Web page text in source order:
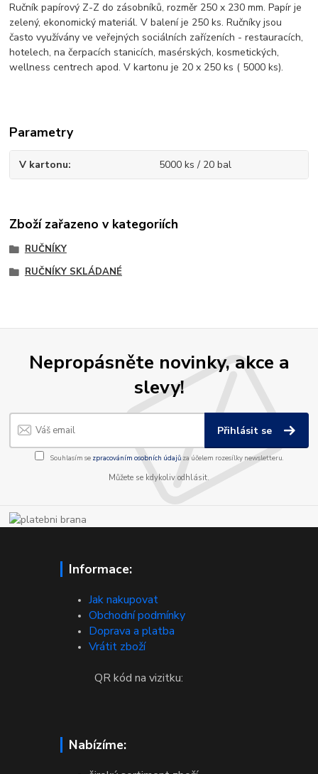
Ručník papírový Z-Z do zásobníků, rozměr 250 x 230 mm. Papír je
zelený, ekonomický materiál. V balení je 250 ks. Ručníky jsou
často využíványveveřejných sociálních zařízeních - restauracích,
hotelech,načerpacích stanicích, masérských, kosmetických,
wellness centrech apod. V kartonu je 20 x 250 ks ( 5000 ks).
Parametry
V kartonu 5000 ks / 20 bal
Zboží zařazeno v kategoriích
RUČNÍKY
RUČNÍKY SKLÁDANÉ
Nepropásněte novinky, akce a
slevy!
Přihlásit se
Souhlasím se zpracováním osobních údajůza účelem rozesílky newsletteru.
Můžete se kdykoliv odhlásit.
Informace:
Jak nakupovat
Obchodní podmínky
Doprava a platba
Vrátit zboží
QR kód na vizitku:
Nabízíme: